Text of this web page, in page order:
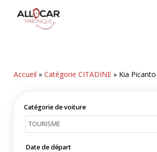
Accueil » Catégorie CITADINE» Kia Picanto
Catégorie de voiture
Date de départ